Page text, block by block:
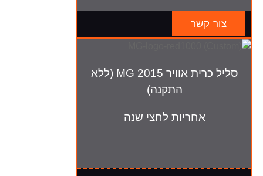
צור קשר
סליל כרית אוויר MG 2015 (ללא
התקנה)
אחריות לחצי שנה